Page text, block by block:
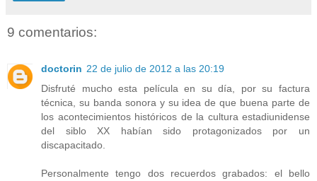
9 comentarios:
doctorin 22 de julio de 2012 a las 20:19
Disfruté mucho esta película en su día, por su factura
técnica, su banda sonora y su idea de que buena parte de
los acontecimientos históricos de la cultura estadiunidense
del siblo XX habían sido protagonizados por un
discapacitado.
Personalmente tengo dos recuerdos grabados: el bello